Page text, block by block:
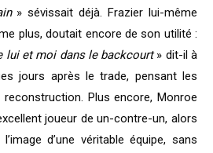
» sévissait déjà. Frazier lui-même
plus, doutait encore de son utilité :
lui et moi dans le backcourt» dit-il à
jours après le trade, pensant les
Plus encore, Monroe
joueur de un-contre-un, alors
d’une véritable équipe, sans